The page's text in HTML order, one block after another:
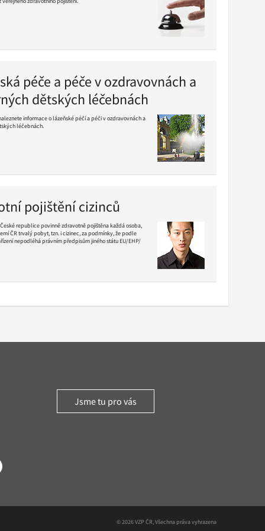
péče a péče v ozdravovnách a
dětských léčebnách
informace o lázeňské péčí a péči v ozdravovnách a
léčebnách.
pojištění cizinců
republice povinně zdravotně pojištěna každá osoba,
ČR trvalý pobyt, tzn. i cizinec, za podmínky, že podle
nepodléhá právním předpisům jiného státu EU/EHP/
Jsme tu pro vás
© 2026 VZP ČR, Všechna práva vyhrazena